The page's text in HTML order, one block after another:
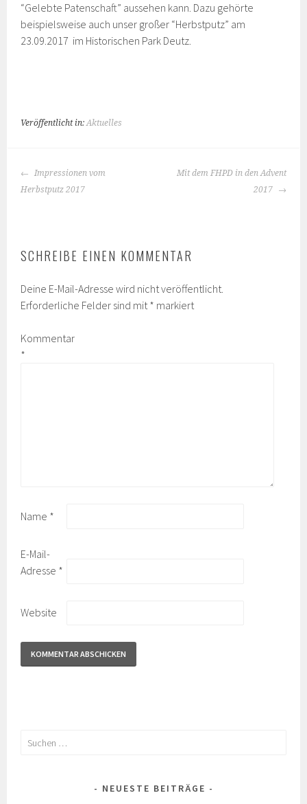
“Gelebte Patenschaft” aussehen kann. Dazu gehörte
beispielsweise auch unser großer “Herbstputz” am
23.09.2017 im Historischen Park Deutz.
Veröffentlicht in:Aktuelles
BEITRAGS-
NAVIGATION
Impressionen vom
Herbstputz 2017
Mit dem FHPD in den Advent
2017
SCHREIBE EINEN KOMMENTAR
Deine E-Mail-Adresse wird nicht veröffentlicht.
Erforderliche Felder sind mit * markiert
Kommentar
*
Name *
E-Mail-
Adresse *
Website
Suchen
NEUESTE BEITRÄGE